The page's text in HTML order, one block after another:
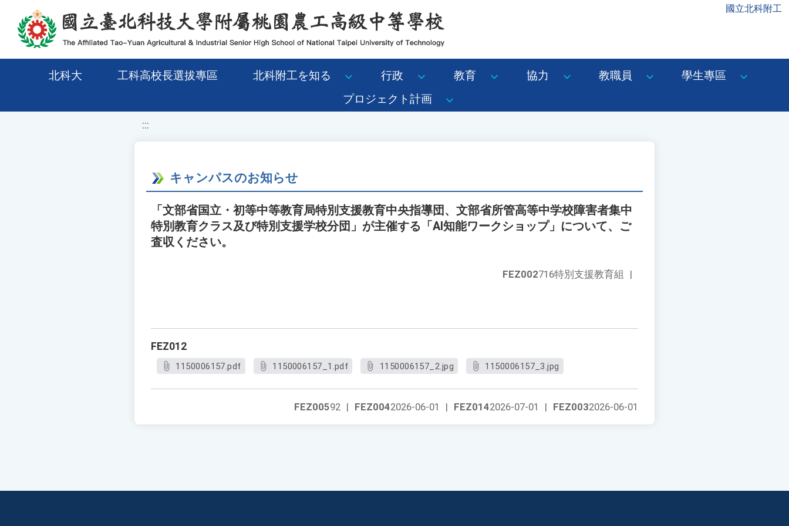
移至網頁之主要內容區位置 國立北科附工
北科大 工科高校長選拔專區 北科附工を知る 行政 教育 協力 教職員
學生專區
プロジェクト計画
:::
キャンパスのお知らせ
「文部省国立・初等中等教育局特別支援教育中央指導団、文部省所管高等中学校障害者集中
特別教育クラス及び特別支援学校分団」が主催する「AI知能ワークショップ」について、ご
査収ください。
FEZ002716特別支援教育組 |
FEZ012
1150006157.pdf 1150006157_1.pdf 1150006157_2.jpg 1150006157_3.jpg
FEZ0032026-06-01
FEZ0142026-07-01 |
FEZ0042026-06-01 |
FEZ00592 |